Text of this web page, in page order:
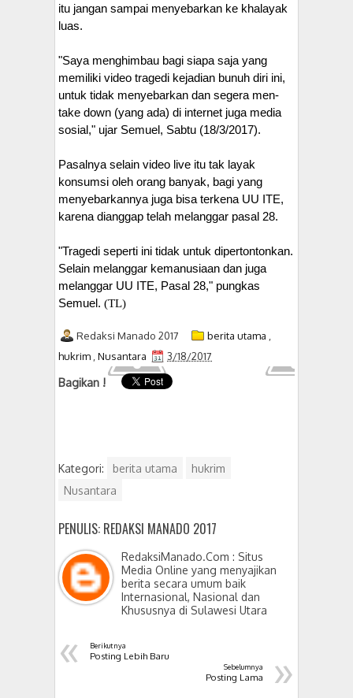
itu jangan sampai menyebarkan ke khalayak
luas.
"Saya menghimbau bagi siapa saja yang
memiliki video tragedi kejadian bunuh diri ini,
untuk tidak menyebarkan dan segera men-
take down (yang ada) di internet juga media
sosial," ujar Semuel, Sabtu (18/3/2017).
Pasalnya selain video live itu tak layak
konsumsi oleh orang banyak, bagi yang
menyebarkannya juga bisa terkena UU ITE,
karena dianggap telah melanggar pasal 28.
"Tragedi seperti ini tidak untuk dipertontonkan.
Selain melanggar kemanusiaan dan juga
melanggar UU ITE, Pasal 28," pungkas
Semuel. (TL)
Redaksi Manado 2017 berita utama ,
hukrim ,Nusantara 3/18/2017
Bagikan !
Kategori: berita utama
hukrim
Nusantara
PENULIS: REDAKSI MANADO 2017
RedaksiManado.Com : Situs
Media Online yang menyajikan
berita secara umum baik
Internasional, Nasional dan
Khususnya di Sulawesi Utara
« Berikutnya
Posting Lebih Baru »
Sebelumnya
Posting Lama